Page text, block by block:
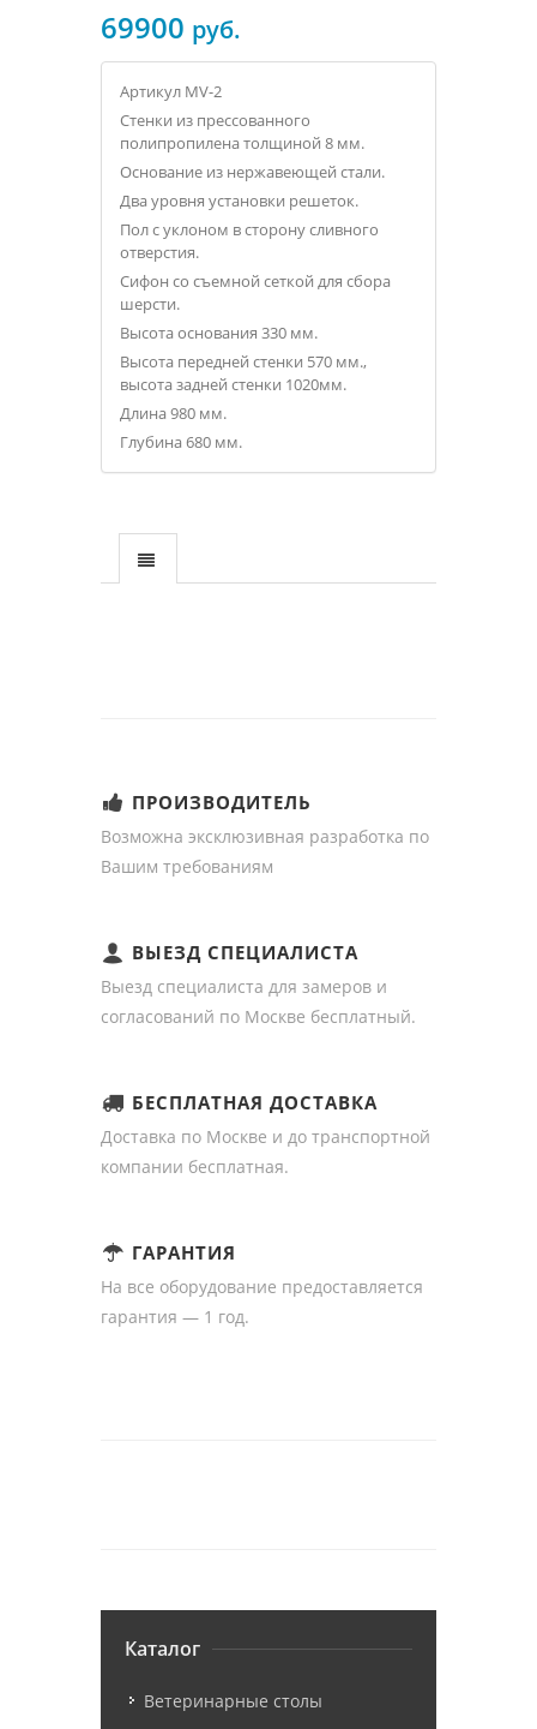
69900 руб.
Артикул MV-2
Стенки из прессованного
полипропилена толщиной 8 мм.
Основание из нержавеющей стали.
Два уровня установки решеток.
Пол с уклоном в сторону сливного
отверстия.
Сифон со съемной сеткой для сбора
шерсти.
Высота основания 330 мм.
Высота передней стенки 570 мм.,
высота задней стенки 1020мм.
Длина 980 мм.
Глубина 680 мм.
ПРОИЗВОДИТЕЛЬ
Возможна эксклюзивная разработка по
Вашим требованиям
ВЫЕЗД СПЕЦИАЛИСТА
Выезд специалиста для замеров и
согласований по Москве бесплатный.
БЕСПЛАТНАЯ ДОСТАВКА
Доставка по Москве и до транспортной
компании бесплатная.
ГАРАНТИЯ
На все оборудование предоставляется
гарантия — 1 год.
Каталог
Ветеринарные столы